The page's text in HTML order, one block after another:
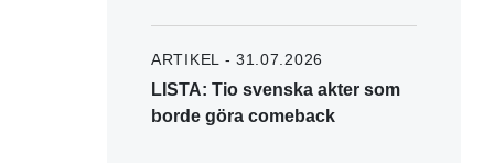
ARTIKEL - 31.07.2026
LISTA: Tio svenska akter som
borde göra comeback